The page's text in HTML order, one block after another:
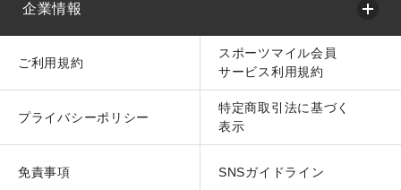
企業情報
ご利用規約
スポーツマイル会員
サービス利用規約
プライバシーポリシー
特定商取引法に基づく
表示
免責事項 SNSガイドライン